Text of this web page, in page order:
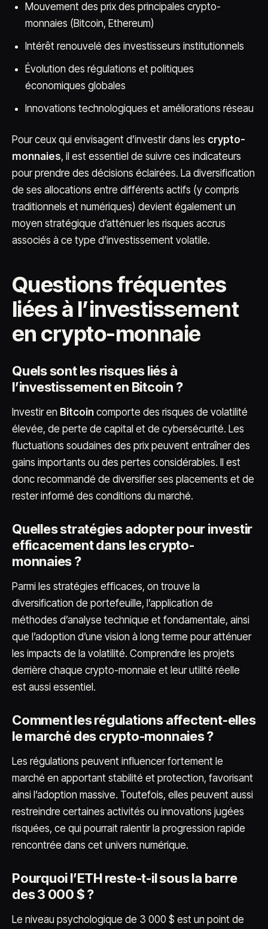
Mouvement des prix des principales crypto-
monnaies (Bitcoin, Ethereum)
Intérêt renouvelé des investisseurs institutionnels
Évolution des régulations et politiques
économiques globales
Innovations technologiques et améliorations réseau
Pour ceux qui envisagent d’investir dans les crypto-
monnaies, il est essentiel de suivre ces indicateurs
pour prendre des décisions éclairées. La diversification
de ses allocations entre différents actifs (y compris
traditionnels et numériques) devient également un
moyen stratégique d’atténuer les risques accrus
associés à ce type d’investissement volatile.
Questions fréquentes
liées à l’investissement
en crypto-monnaie
Quels sont les risques liés à
l’investissement en Bitcoin ?
Investir en Bitcoin comporte des risques de volatilité
élevée, de perte de capital et de cybersécurité. Les
fluctuations soudaines des prix peuvent entraîner des
gains importants ou des pertes considérables. Il est
donc recommandé de diversifier ses placements et de
rester informé des conditions du marché.
Quelles stratégies adopter pour investir
efficacement dans les crypto-
monnaies ?
Parmi les stratégies efficaces, on trouve la
diversification de portefeuille, l’application de
méthodes d’analyse technique et fondamentale, ainsi
que l’adoption d’une vision à long terme pour atténuer
les impacts de la volatilité. Comprendre les projets
derrière chaque crypto-monnaie et leur utilité réelle
est aussi essentiel.
Comment les régulations affectent-elles
le marché des crypto-monnaies ?
Les régulations peuvent influencer fortement le
marché en apportant stabilité et protection, favorisant
ainsi l’adoption massive. Toutefois, elles peuvent aussi
restreindre certaines activités ou innovations jugées
risquées, ce qui pourrait ralentir la progression rapide
rencontrée dans cet univers numérique.
Pourquoi l’ETH reste-t-il sous la barre
des 3 000 $ ?
Le niveau psychologique de 3 000 $ est un point de